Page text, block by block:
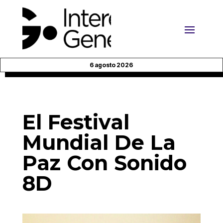
6 agosto 2026
El Festival
Mundial De La
Paz Con Sonido
8D